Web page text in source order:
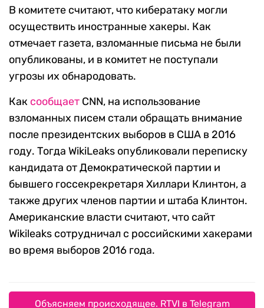
В комитете считают, что кибератаку могли
осуществить иностранные хакеры. Как
отмечает газета, взломанные письма не были
опубликованы, и в комитет не поступали
угрозы их обнародовать.
Как сообщает CNN, на использование
взломанных писем стали обращать внимание
после президентских выборов в США в 2016
году. Тогда WikiLeaks опубликовали переписку
кандидата от Демократической партии и
бывшего госсекрекретаря Хиллари Клинтон, а
также других членов партии и штаба Клинтон.
Американские власти считают, что сайт
Wikileaks сотрудничал с российскими хакерами
во время выборов 2016 года.
Объясняем происходящее. RTVI в Telegram